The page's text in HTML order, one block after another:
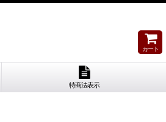
カート
特商法表示